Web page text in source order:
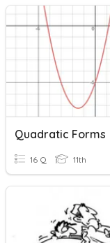
Quadratic Forms
16 Q 11th